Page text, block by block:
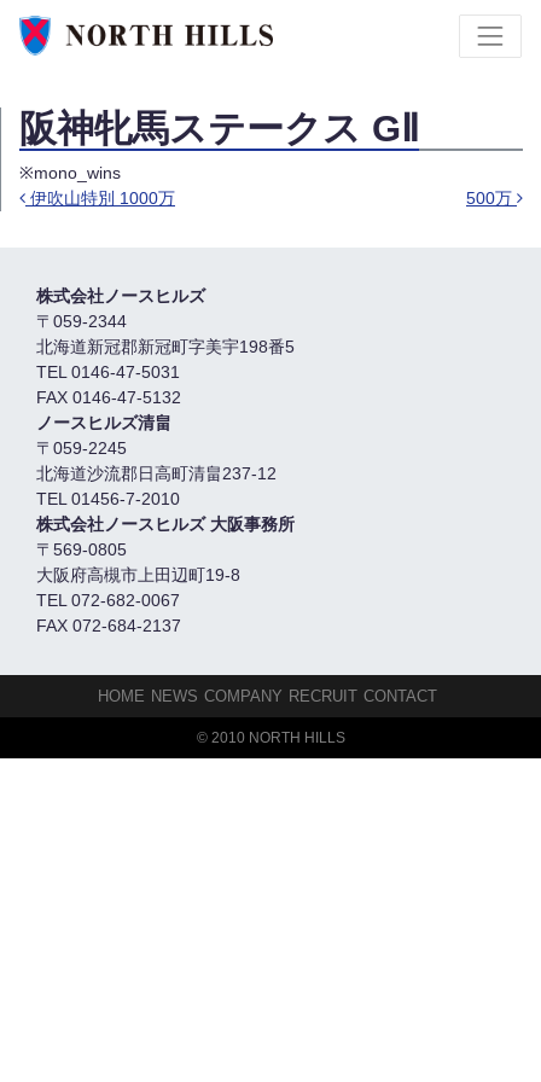
阪神牝馬ステークス GⅡ
※mono_wins
伊吹山特別 1000万 500万
株式会社ノースヒルズ
〒059-2344
北海道新冠郡新冠町字美宇198番5
TEL 0146-47-5031
FAX 0146-47-5132
ノースヒルズ清畠
〒059-2245
北海道沙流郡日高町清畠237-12
TEL 01456-7-2010
株式会社ノースヒルズ 大阪事務所
〒569-0805
大阪府高槻市上田辺町19-8
TEL 072-682-0067
FAX 072-684-2137
HOME NEWS COMPANY RECRUIT CONTACT
© 2010 NORTH HILLS